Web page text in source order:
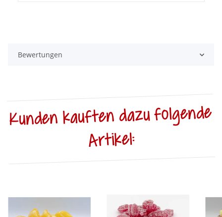
Bewertungen
Kunden kauften dazu folgende
Artikel: